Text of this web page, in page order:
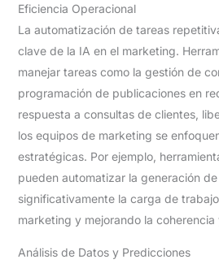
Eficiencia Operacional
La automatización de tareas
clave de la IA en el marketing.
manejar tareas como la gestión de
programación de publicaciones en
respuesta a consultas de clientes,
los equipos de marketing se
estratégicas. Por ejemplo,
pueden automatizar la generación
significativamente la carga de
marketing y mejorando la
Análisis de Datos y Predicciones